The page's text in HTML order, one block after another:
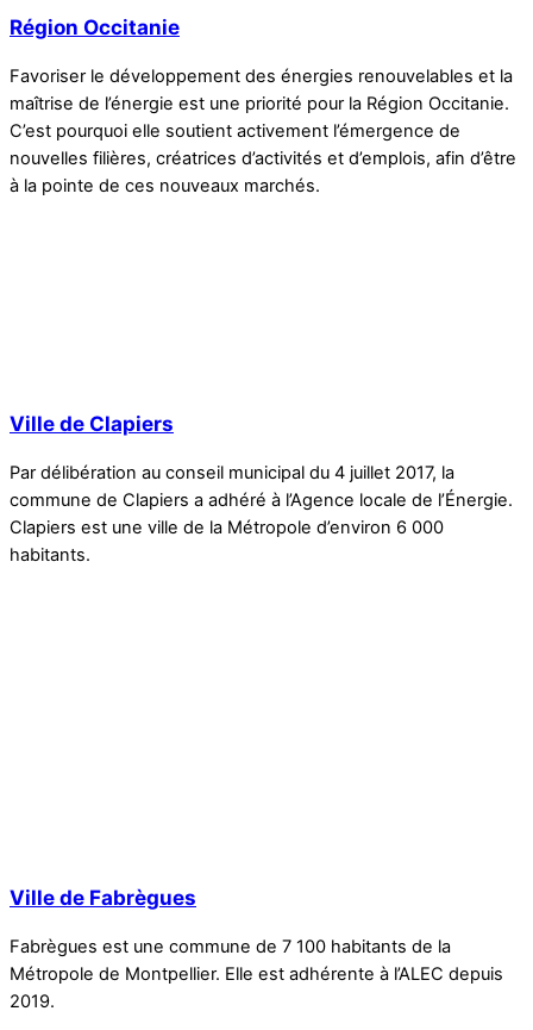
Région Occitanie
Favoriser le développement des énergies renouvelables et la
maîtrise de l’énergie est une priorité pour la Région Occitanie.
C’est pourquoi elle soutient activement l’émergence de
nouvelles filières, créatrices d’activités et d’emplois, afin d’être
à la pointe de ces nouveaux marchés.
Ville de Clapiers
Par délibération au conseil municipal du 4 juillet 2017, la
commune de Clapiers a adhéré à l’Agence locale de l’Énergie.
Clapiers est une ville de la Métropole d’environ 6 000
habitants.
Ville de Fabrègues
Fabrègues est une commune de 7 100 habitants de la
Métropole de Montpellier. Elle est adhérente à l’ALEC depuis
2019.